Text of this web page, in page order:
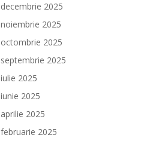
decembrie 2025
noiembrie 2025
octombrie 2025
septembrie 2025
iulie 2025
iunie 2025
aprilie 2025
februarie 2025